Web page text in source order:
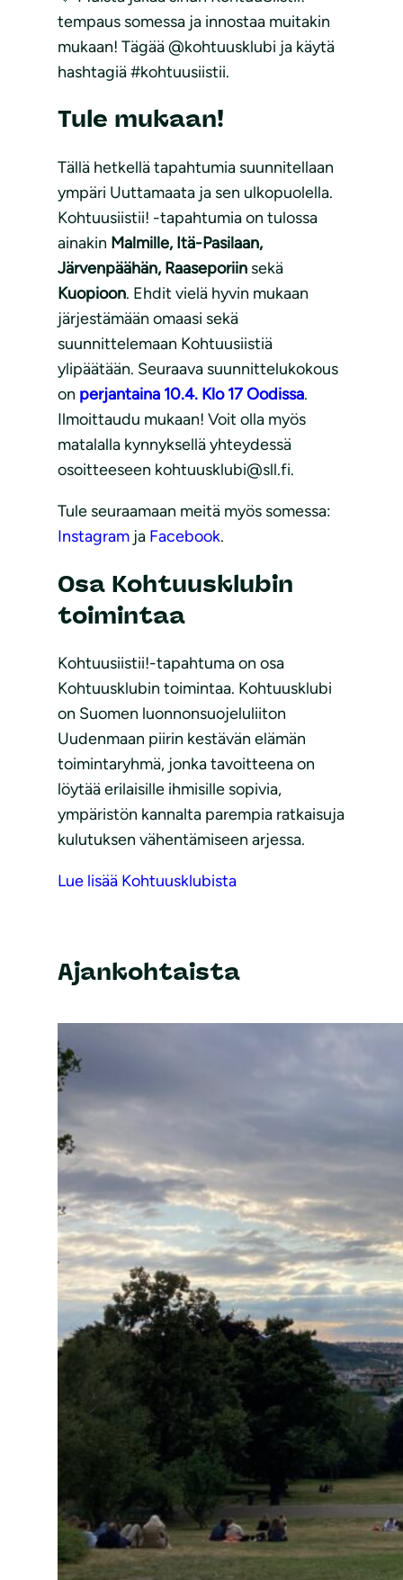
tempaus somessa ja innostaa muitakin
mukaan! Tägää @kohtuusklubi ja käytä
hashtagiä #kohtuusiistii.
Tule mukaan!
Tällä hetkellä tapahtumia suunnitellaan
ympäri Uuttamaata ja sen ulkopuolella.
Kohtuusiistii! -tapahtumia on tulossa
ainakin Malmille, Itä-Pasilaan,
Järvenpäähän, Raaseporiin sekä
Kuopioon. Ehdit vielä hyvin mukaan
järjestämään omaasi sekä
suunnittelemaan Kohtuusiistiä
ylipäätään. Seuraava suunnittelukokous
on perjantaina 10.4. Klo 17 Oodissa.
Ilmoittaudu mukaan! Voit olla myös
matalalla kynnyksellä yhteydessä
osoitteeseen kohtuusklubi@sll.fi.
Tule seuraamaan meitä myös somessa:
Instagram ja Facebook.
Osa Kohtuusklubin
toimintaa
Kohtuusiistii!-tapahtuma on osa
Kohtuusklubin toimintaa. Kohtuusklubi
on Suomen luonnonsuojeluliiton
Uudenmaan piirin kestävän elämän
toimintaryhmä, jonka tavoitteena on
löytää erilaisille ihmisille sopivia,
ympäristön kannalta parempia ratkaisuja
kulutuksen vähentämiseen arjessa.
Lue lisää Kohtuusklubista
Ajankohtaista